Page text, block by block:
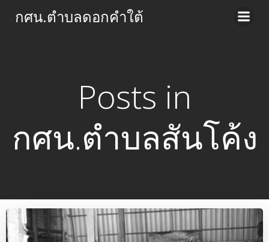
to
กศน.ตำบลดอกคำใต้
Posts in
กศน.ตำบลสันโค้ง